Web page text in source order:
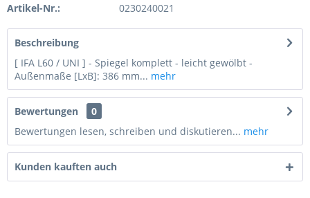
Artikel-Nr.: 0230240021
Beschreibung
[ IFA L60 / UNI ] - Spiegel komplett - leicht gewölbt -
Außenmaße [LxB]: 386 mm... mehr
Bewertungen
0
Bewertungen lesen, schreiben und diskutieren... mehr
Kunden kauften auch